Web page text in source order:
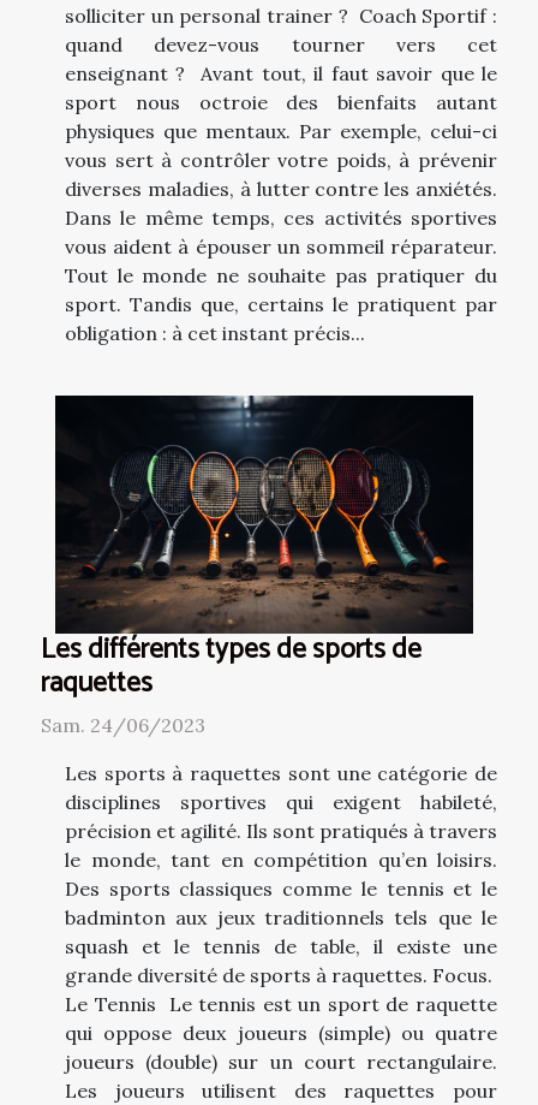
solliciter un personal trainer ? Coach Sportif :
quand devez-vous tourner vers cet
enseignant ? Avant tout, il faut savoir que le
sport nous octroie des bienfaits autant
physiques que mentaux. Par exemple, celui-ci
vous sert à contrôler votre poids, à prévenir
diverses maladies, à lutter contre les anxiétés.
Dans le même temps, ces activités sportives
vous aident à épouser un sommeil réparateur.
Tout le monde ne souhaite pas pratiquer du
sport. Tandis que, certains le pratiquent par
obligation : à cet instant précis...
Les différents types de sports de
raquettes
Sam. 24/06/2023
Les sports à raquettes sont une catégorie de
disciplines sportives qui exigent habileté,
précision et agilité. Ils sont pratiqués à travers
le monde, tant en compétition qu’en loisirs.
Des sports classiques comme le tennis et le
badminton aux jeux traditionnels tels que le
squash et le tennis de table, il existe une
grande diversité de sports à raquettes. Focus.
Le Tennis Le tennis est un sport de raquette
qui oppose deux joueurs (simple) ou quatre
joueurs (double) sur un court rectangulaire.
Les joueurs utilisent des raquettes pour